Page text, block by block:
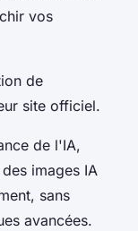
vos
de
site officiel.
de l'IA,
images IA
sans
avancées.